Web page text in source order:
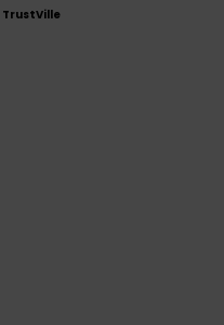
TrustVille